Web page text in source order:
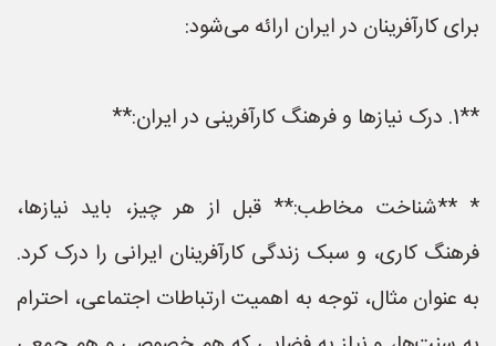
برای کارآفرینان در ایران ارائه می‌شود:
**1. درک نیازها و فرهنگ کارآفرینی در ایران:**
* **شناخت مخاطب:** قبل از هر چیز، باید نیازها،
فرهنگ کاری، و سبک زندگی کارآفرینان ایرانی را درک کرد.
به عنوان مثال، توجه به اهمیت ارتباطات اجتماعی، احترام